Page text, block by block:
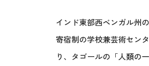
インド東部西ベンガル州
寄宿制の学校兼芸術セン
り、タゴールの「人類の